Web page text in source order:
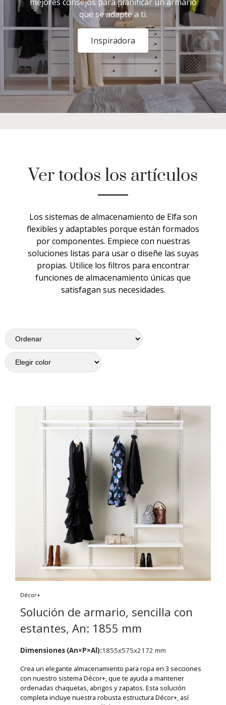
que se adapte a ti.
Inspiradora
Ver todos los artículos
Los sistemas de almacenamiento de Elfa son
flexibles y adaptables porque están formados
por componentes. Empiece con nuestras
soluciones listas para usar o diseñe las suyas
propias. Utilice los filtros para encontrar
funciones de almacenamiento únicas que
satisfagan sus necesidades.
Décor+
Solución de armario, sencilla con
estantes, An: 1855 mm
Dimensiones (An×P×Al):1855x575x2172 mm
Crea un elegante almacenamiento para ropa en 3 secciones
con nuestro sistema Décor+, que te ayuda a mantener
ordenadas chaquetas, abrigos y zapatos. Esta solución
completa incluye nuestra robusta estructura Décor+, así